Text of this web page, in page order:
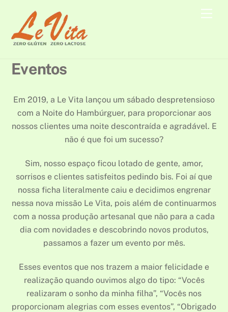
content
Eventos
Em 2019, a Le Vita lançou um sábado despretensioso
com a Noite do Hambúrguer, para proporcionar aos
nossos clientes uma noite descontraída e agradável. E
não é que foi um sucesso?
Sim, nosso espaço ficou lotado de gente, amor,
sorrisos e clientes satisfeitos pedindo bis. Foi aí que
nossa ficha literalmente caiu e decidimos engrenar
nessa nova missão Le Vita, pois além de continuarmos
com a nossa produção artesanal que não para a cada
dia com novidades e descobrindo novos produtos,
passamos a fazer um evento por mês.
Esses eventos que nos trazem a maior felicidade e
realização quando ouvimos algo do tipo: “Vocês
realizaram o sonho da minha filha”, “Vocês nos
proporcionam alegrias com esses eventos”, “Obrigado